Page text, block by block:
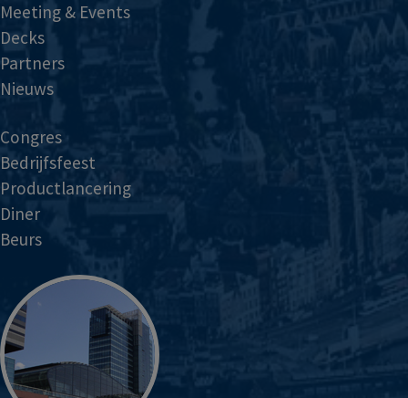
Meeting & Events
Decks
Partners
Nieuws
Congres
Bedrijfsfeest
Productlancering
Diner
Beurs